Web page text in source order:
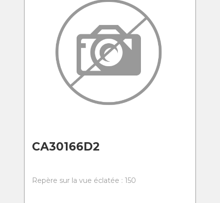
CA30166D2
Repère sur la vue éclatée : 150